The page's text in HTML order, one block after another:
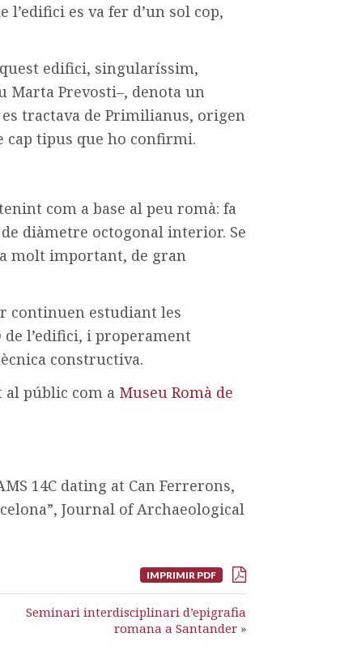
l’edifici es va fer d’un sol cop,
edifici, singularíssim,
Marta Prevosti–, denota un
tractava de Primilianus, origen
cap tipus que ho confirmi.
com a base al peu romà: fa
diàmetre octogonal interior. Se
molt important, de gran
continuen estudiant les
l’edifici, i properament
constructiva.
al públic com a Museu Romà de
14C dating at Can Ferrerons,
Journal of Archaeological
IMPRIMIR PDF
Seminari interdisciplinari d’epigrafia
romana a Santander »